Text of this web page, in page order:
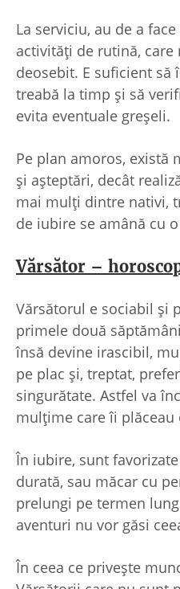
La serviciu, au de a
activități de rutină,
deosebit. E suficient să
treabă la timp și să
evita eventuale greșeli.
Pe plan amoros, există
și așteptări, decât
mai mulți dintre nativi,
de iubire se amână cu
Vărsător –
Vărsătorul e sociabil și
primele două
însă devine irascibil,
pe plac și, treptat,
singurătate. Astfel va
mulțime care îi plăceau
În iubire, sunt
durată, sau măcar cu
prelungi pe termen
aventuri nu vor găsi
În ceea ce privește